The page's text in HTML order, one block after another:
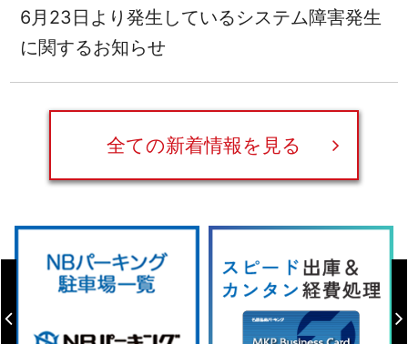
6月23日より発生しているシステム障害発生
に関するお知らせ
全ての新着情報を見る